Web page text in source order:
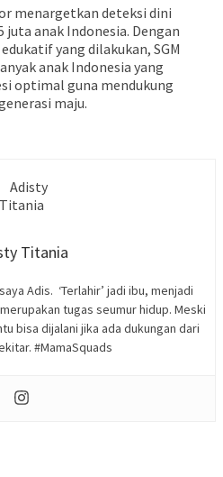
menargetkan deteksi dini
juta anak Indonesia. Dengan
yang dilakukan, SGM
anak Indonesia yang
optimal guna mendukung
maju.
Titania
Adis. ‘Terlahir’ jadi ibu, menjadi
tugas seumur hidup. Meski
bisa dijalani jika ada dukungan dari
#MamaSquads